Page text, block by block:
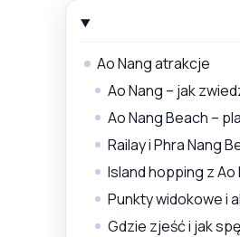
Ao Nang atrakcje
Ao Nang – jak
Ao Nang Beach –
Railay i Phra Nang
Island hopping z
Punkty widokowe i
Gdzie zjeść i jak